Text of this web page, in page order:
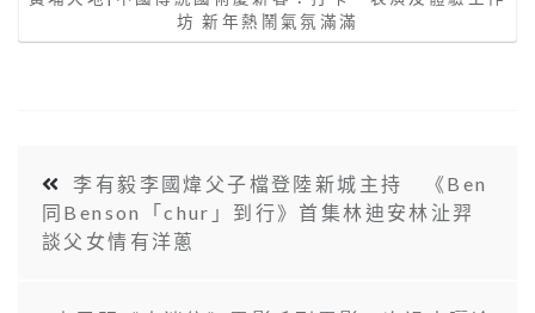
坊 新年熱鬧氣氛滿滿
李有毅李國煒父子檔登陸新城主持 《Ben
同Benson「chur」到行》首集林迪安林沚羿
談父女情有洋蔥